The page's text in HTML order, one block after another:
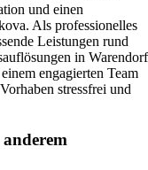
und einen
Als professionelles
Leistungen rund
in Warendorf
engagierten Team
stressfrei und